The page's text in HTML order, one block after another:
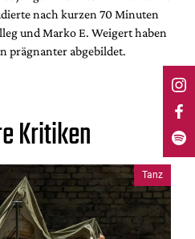
nach kurzen 70 Minuten
und Marko E. Weigert haben
prägnanter abgebildet.
Kritiken
Tanz